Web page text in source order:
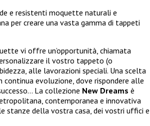
e resistenti moquette naturali e
per creare una vasta gamma di tappeti
vi offre un’opportunità, chiamata
il vostro tappeto (o
alle lavorazioni speciali. Una scelta
continua evoluzione, dove rispondere alle
La collezione New Dreams è
contemporanea e innovativa
stanze della vostra casa, dei vostri uffici e